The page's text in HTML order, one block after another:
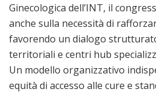
Ginecologica dell’INT, il
anche sulla necessità di
favorendo un dialogo
territoriali e centri hub
Un modello organizzativo
equità di accesso alle cure e